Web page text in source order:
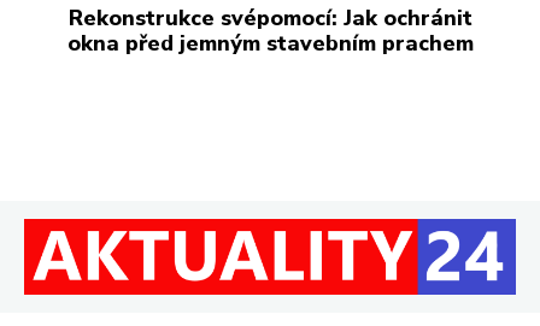
Rekonstrukce svépomocí: Jak ochránit
okna před jemným stavebním prachem